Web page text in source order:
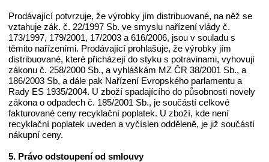
Prodávající potvrzuje, že výrobky jím distribuované, na něž se
vztahuje zák. č. 22/1997 Sb. ve smyslu nařízení vlády č.
173/1997, 179/2001, 17/2003 a 616/2006, jsou v souladu s
těmito nařízeními. Prodávající prohlašuje, že výrobky jím
distribuované, které přicházejí do styku s potravinami, vyhovují
zákonu č. 258/2000 Sb., a vyhláškám MZ ČR 38/2001 Sb., a
186/2003 Sb, a dále pak Nařízení Evropského parlamentu a
Rady ES 1935/2004. U zboží spadajícího do působnosti novely
zákona o odpadech č. 185/2001 Sb., je součástí celkové
fakturované ceny recyklační poplatek. U zboží, kde není
recyklační poplatek uveden a vyčíslen odděleně, je již součástí
nákupní ceny.
5. Právo odstoupení od smlouvy